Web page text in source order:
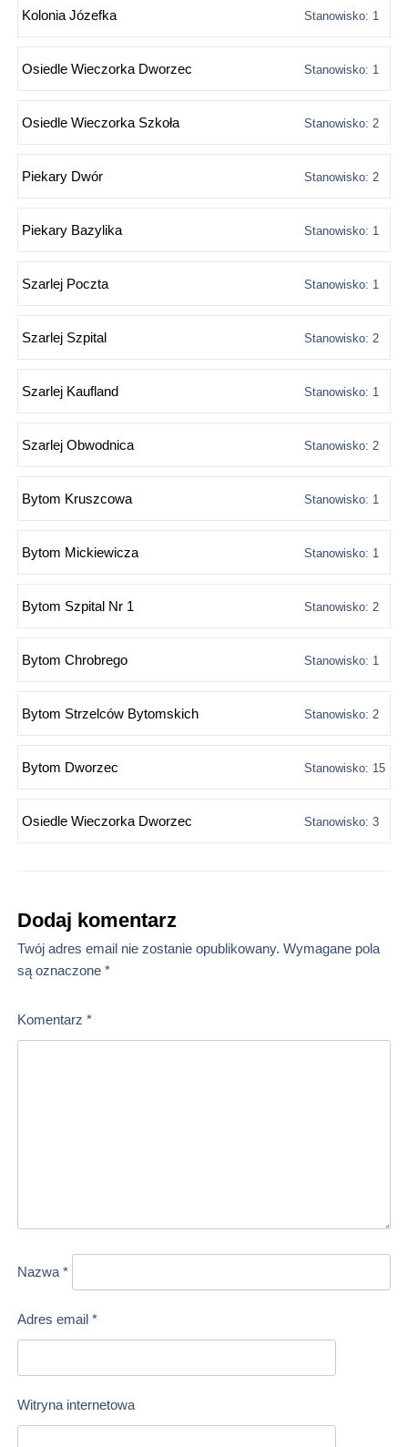
Kolonia Józefka Stanowisko: 1
Osiedle Wieczorka Dworzec Stanowisko: 1
Osiedle Wieczorka Szkoła Stanowisko: 2
Piekary Dwór Stanowisko: 2
Piekary Bazylika Stanowisko: 1
Szarlej Poczta Stanowisko: 1
Szarlej Szpital Stanowisko: 2
Szarlej Kaufland Stanowisko: 1
Szarlej Obwodnica Stanowisko: 2
Bytom Kruszcowa Stanowisko: 1
Bytom Mickiewicza Stanowisko: 1
Bytom Szpital Nr 1 Stanowisko: 2
Bytom Chrobrego Stanowisko: 1
Bytom Strzelców Bytomskich Stanowisko: 2
Bytom Dworzec Stanowisko: 15
Osiedle Wieczorka Dworzec Stanowisko: 3
Dodaj komentarz
Twój adres email nie zostanie opublikowany. Wymagane pola
są oznaczone *
Komentarz *
Nazwa *
Adres email *
Witryna internetowa